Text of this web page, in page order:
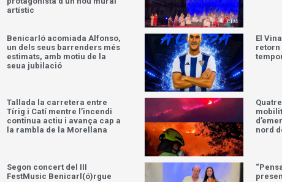
artístic
Benicarló acomiada Alfonso,
un dels seus barrenders més
estimats, amb motiu de la
seua jubilació
El
retorn
Tallada la carretera entre
Tírig i Catí mentre l’incendi
continua actiu i avança cap a
la rambla de la Morellana
nord
Segon concert del III
FestMusic Benicarl(ó)rgue